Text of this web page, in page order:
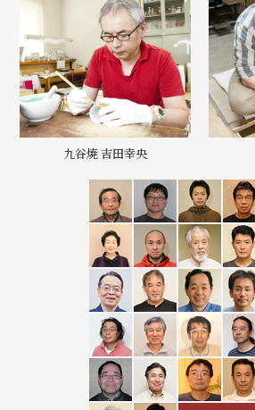
九谷焼 吉田幸央